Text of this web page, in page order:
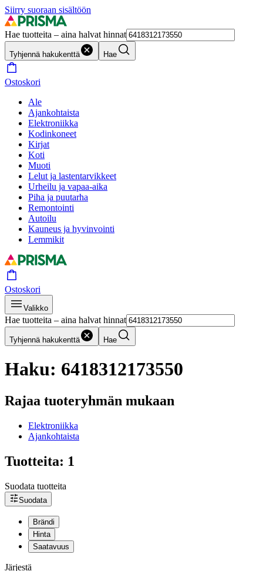
Siirry suoraan sisältöön
Hae tuotteita – aina halvat hinnat
Tyhjennä hakukenttä Hae
Ostoskori
Ale
Ajankohtaista
Elektroniikka
Kodinkoneet
Kirjat
Koti
Muoti
Lelut ja lastentarvikkeet
Urheilu ja vapaa-aika
Piha ja puutarha
Remontointi
Autoilu
Kauneus ja hyvinvointi
Lemmikit
Ostoskori
Valikko
Hae tuotteita – aina halvat hinnat
Tyhjennä hakukenttä Hae
Haku: 6418312173550
Rajaa tuoteryhmän mukaan
Elektroniikka
Ajankohtaista
Tuotteita: 1
Suodata tuotteita
Suodata
Brändi
Hinta
Saatavuus
Järjestä